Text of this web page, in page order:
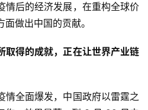
情后的经济发展，在重构全球价
做出中国的贡献。
取得的成就，正在让世界产业链
情全面爆发，中国政府以雷霆之